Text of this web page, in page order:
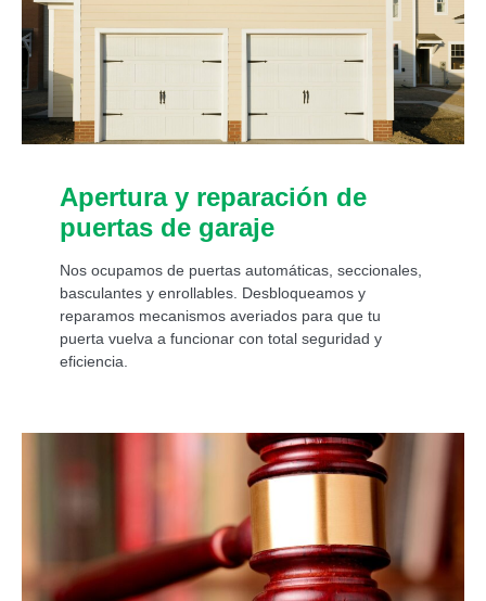
Apertura y reparación de
puertas de garaje
Nos ocupamos de puertas automáticas, seccionales,
basculantes y enrollables. Desbloqueamos y
reparamos mecanismos averiados para que tu
puerta vuelva a funcionar con total seguridad y
eficiencia.